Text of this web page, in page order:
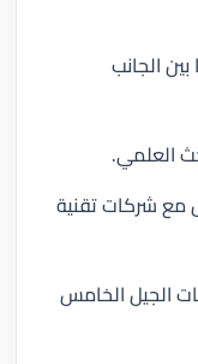
الجانب
العلمي.
مع شركات تقنية
الجيل الخامس